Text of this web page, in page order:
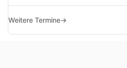
Weitere Termine→